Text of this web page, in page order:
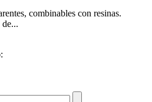
combinables con resinas.